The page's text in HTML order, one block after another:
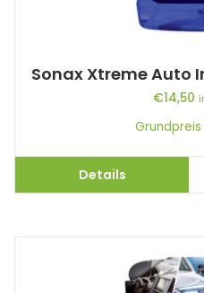
Sonax Xtreme Auto
€14,50
Grundpreis
Details